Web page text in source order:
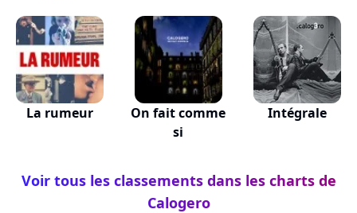
La rumeur
On fait comme
si
Intégrale
Voir tous les classements dans les charts de
Calogero